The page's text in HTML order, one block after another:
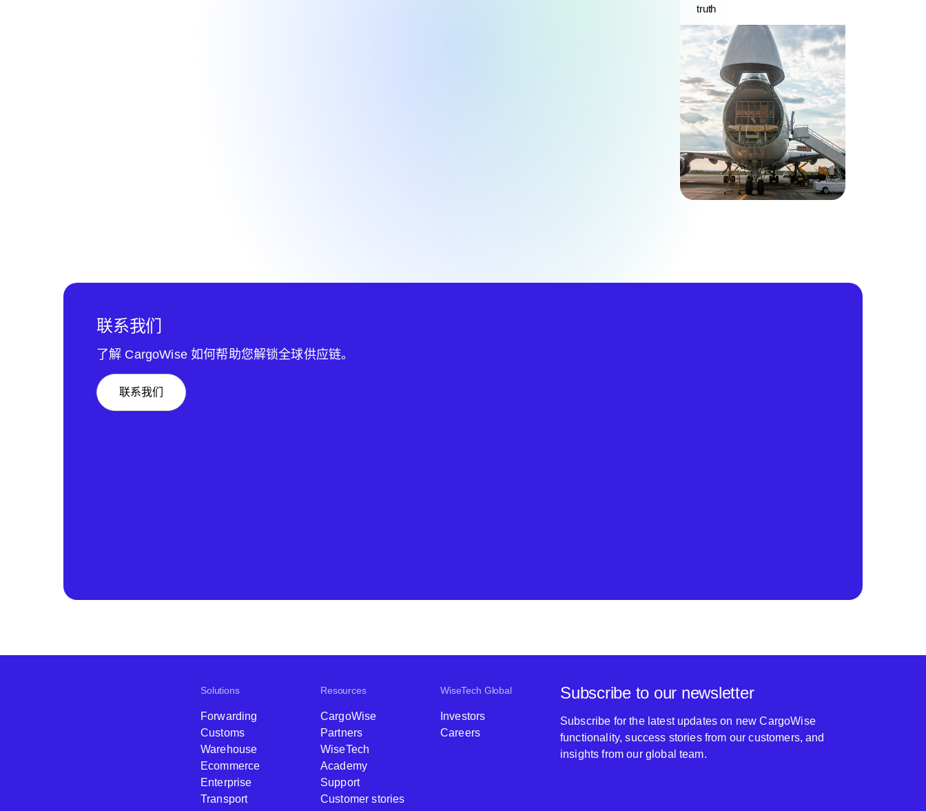
truth
联系我们
了解 CargoWise 如何帮助您解锁全球供应链。
联系我们
Solutions
Forwarding
Customs
Warehouse
Ecommerce
Enterprise
Transport
Resources
CargoWise
Partners
WiseTech
Academy
Support
Customer stories
WiseTech Global
Investors
Careers
Subscribe to our newsletter
Subscribe for the latest updates on new CargoWise
functionality, success stories from our customers, and
insights from our global team.